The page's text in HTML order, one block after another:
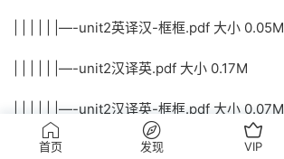
| | | | | |—-unit2英译汉-框框.pdf 大小 0.05M
| | | | | |—-unit2汉译英.pdf 大小 0.17M
| | | | | |—-unit2汉译英-框框.pdf 大小 0.07M
| | | | | |—-unit2 汉译英-词性.pdf 大小 0.17M
首页 发现 VIP